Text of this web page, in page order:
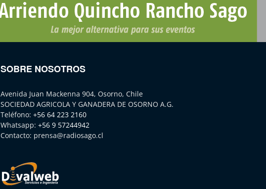
SOBRE NOSOTROS
Avenida Juan Mackenna 904, Osorno, Chile
SOCIEDAD AGRICOLA Y GANADERA DE OSORNO A.G.
Teléfono: +56 64 223 2160
Whatsapp: +56 9 57244942
Contacto: prensa@radiosago.cl